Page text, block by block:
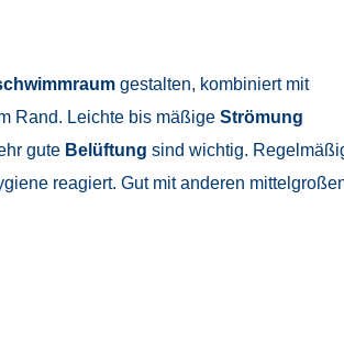
gestalten, kombiniert mit
Rand. Leichte bis mäßige Strömung
gute Belüftung sind wichtig.
reagiert. Gut mit anderen